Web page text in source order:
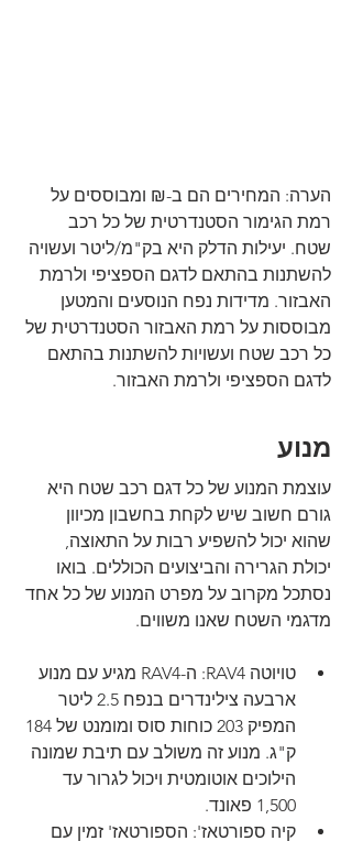
הערה: המחירים הם ב-₪ ומבוססים על
רמת הגימור הסטנדרטית של כל רכב
שטח. יעילות הדלק היא בק"מ/ליטר ועשויה
להשתנות בהתאם לדגם הספציפי ולרמת
האבזור. מדידות נפח הנוסעים והמטען
מבוססות על רמת האבזור הסטנדרטית של
כל רכב שטח ועשויות להשתנות בהתאם
לדגם הספציפי ולרמת האבזור.
מנוע
עוצמת המנוע של כל דגם רכב שטח היא
גורם חשוב שיש לקחת בחשבון מכיוון
שהוא יכול להשפיע רבות על התאוצה,
יכולת הגרירה והביצועים הכוללים. בואו
נסתכל מקרוב על מפרט המנוע של כל אחד
מדגמי השטח שאנו משווים.
טויוטה RAV4: ה-RAV4 מגיע עם מנוע
ארבעה צילינדרים בנפח 2.5 ליטר
ק"ג. מנוע זה משולב עם תיבת שמונה
הילוכים אוטומטית ויכול לגרור עד
1,500 פאונד.
קיה ספורטאז': הספורטאז' זמין עם